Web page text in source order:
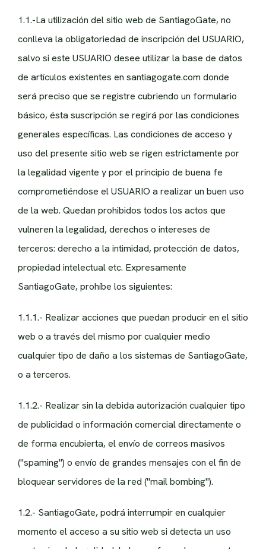
1.1.-La utilización del sitio web de SantiagoGate, no
conlleva la obligatoriedad de inscripción del USUARIO,
salvo si este USUARIO desee utilizar la base de datos
de artículos existentes en santiagogate.com donde
será preciso que se registre cubriendo un formulario
básico, ésta suscripción se regirá por las condiciones
generales específicas. Las condiciones de acceso y
uso del presente sitio web se rigen estrictamente por
la legalidad vigente y por el principio de buena fe
comprometiéndose el USUARIO a realizar un buen uso
de la web. Quedan prohibidos todos los actos que
vulneren la legalidad, derechos o intereses de
terceros: derecho a la intimidad, protección de datos,
propiedad intelectual etc. Expresamente
SantiagoGate, prohíbe los siguientes:
1.1.1.- Realizar acciones que puedan producir en el sitio
web o a través del mismo por cualquier medio
cualquier tipo de daño a los sistemas de SantiagoGate,
o a terceros.
1.1.2.- Realizar sin la debida autorización cualquier tipo
de publicidad o información comercial directamente o
de forma encubierta, el envío de correos masivos
("spaming") o envío de grandes mensajes con el fin de
bloquear servidores de la red ("mail bombing").
1.2.- SantiagoGate, podrá interrumpir en cualquier
momento el acceso a su sitio web si detecta un uso